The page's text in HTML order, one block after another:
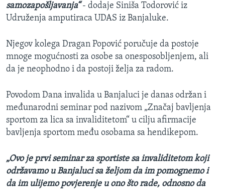
samozapošljavanja“- dodaje Siniša Todorović iz
Udruženja amputiraca UDAS iz Banjaluke.
Njegov kolega Dragan Popović poručuje da postoje
mnoge mogućnosti za osobe sa onesposobljenjem, ali
da je neophodno i da postoji želja za radom.
Povodom Dana invalida u Banjaluci je danas održan i
međunarodni seminar pod nazivom „Značaj bavljenja
sportom za lica sa invaliditetom“ u cilju afirmacije
bavljenja sportom među osobama sa hendikepom.
„Ovo je prvi seminar za sportiste sa invaliditetom koji
održavamo u Banjaluci sa željom da im pomognemo i
da im ulijemo povjerenje u ono što rade, odnosno da